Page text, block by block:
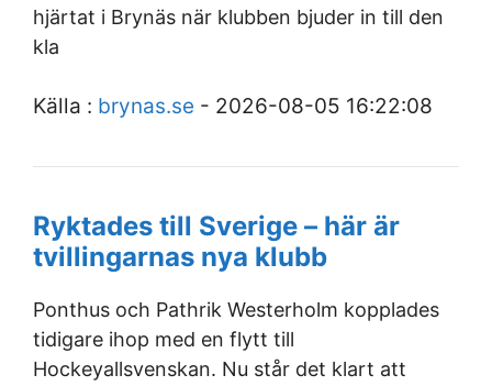
hjärtat i Brynäs när klubben bjuder in till den
kla
Källa : brynas.se - 2026-08-05 16:22:08
Ryktades till Sverige – här är
tvillingarnas nya klubb
Ponthus och Pathrik Westerholm kopplades
tidigare ihop med en flytt till
Hockeyallsvenskan. Nu står det klart att